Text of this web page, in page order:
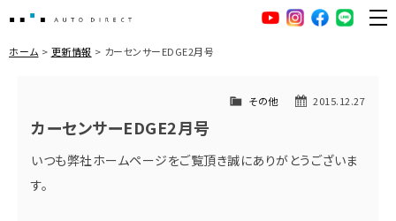
AUTO DIRECT YouTubeInstagramfacebook
LINE
ホーム 更新情報 カーセンサーEDGE2月号
2015.12.27
その他
カーセンサーEDGE2月号
いつも弊社ホームページをご覧頂き誠にありがとうございま
す。